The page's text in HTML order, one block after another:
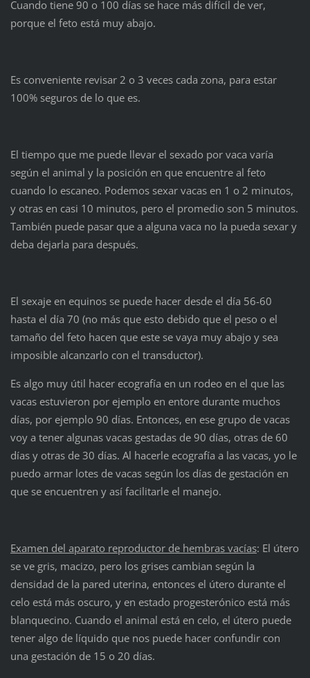
Cuando tiene 90 o 100 días se hace más difícil de ver,
porque el feto está muy abajo.
Es conveniente revisar 2 o 3 veces cada zona, para estar
100% seguros de lo que es.
El tiempo que me puede llevar el sexado por vaca varía
según el animal y la posición en que encuentre al feto
cuando lo escaneo. Podemos sexar vacas en 1 o 2 minutos,
y otras en casi 10 minutos, pero el promedio son 5 minutos.
También puede pasar que a alguna vaca no la pueda sexar y
deba dejarla para después.
El sexaje en equinos se puede hacer desde el día 56-60
hasta el día 70 (no más que esto debido que el peso o el
tamaño del feto hacen que este se vaya muy abajo y sea
imposible alcanzarlo con el transductor).
Es algo muy útil hacer ecografía en un rodeo en el que las
vacas estuvieron por ejemplo en entore durante muchos
días, por ejemplo 90 días. Entonces, en ese grupo de vacas
voy a tener algunas vacas gestadas de 90 días, otras de 60
días y otras de 30 días. Al hacerle ecografía a las vacas, yo le
puedo armar lotes de vacas según los días de gestación en
que se encuentren y así facilitarle el manejo.
Examen del aparato reproductor de hembras vacías: El útero
se ve gris, macizo, pero los grises cambian según la
densidad de la pared uterina, entonces el útero durante el
celo está más oscuro, y en estado progesterónico está más
blanquecino. Cuando el animal está en celo, el útero puede
tener algo de líquido que nos puede hacer confundir con
una gestación de 15 o 20 días.